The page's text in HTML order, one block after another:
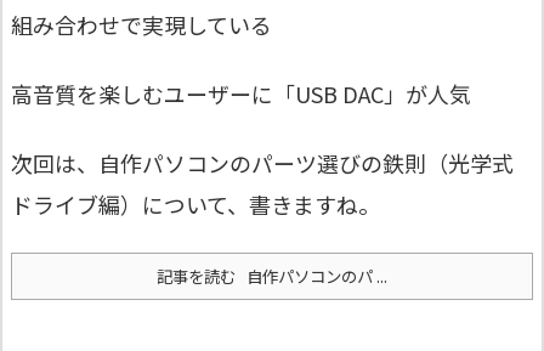
組み合わせで実現している
高音質を楽しむユーザーに「USB DAC」が人気
次回は、自作パソコンのパーツ選びの鉄則（光学式
ドライブ編）について、書きますね。
記事を読む 自作パソコンのパ ...